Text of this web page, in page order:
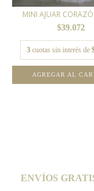
MINI AJUAR
$39.072
3 cuotas sin interés de
AGREGAR AL
ENVÍOS